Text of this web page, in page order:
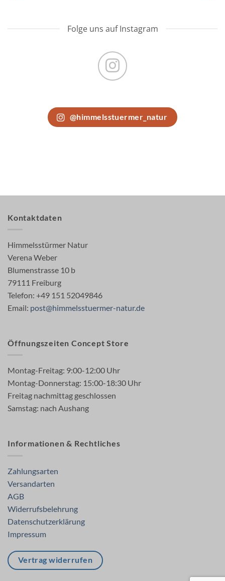
Folge uns auf Instagram
@himmelsstuermer_natur
Kontaktdaten
Himmelsstürmer Natur
Verena Weber
Blumenstrasse 10 b
79111 Freiburg
Telefon: +49 151 52049846
Email: post@himmelsstuermer-natur.de
Öffnungszeiten Concept Store
Montag-Freitag: 9:00-12:00 Uhr
Montag-Donnerstag: 15:00-18:30 Uhr
Freitag nachmittag geschlossen
Samstag: nach Aushang
Informationen & Rechtliches
Zahlungsarten
Versandarten
AGB
Widerrufsbelehrung
Datenschutzerklärung
Impressum
Vertrag widerrufen